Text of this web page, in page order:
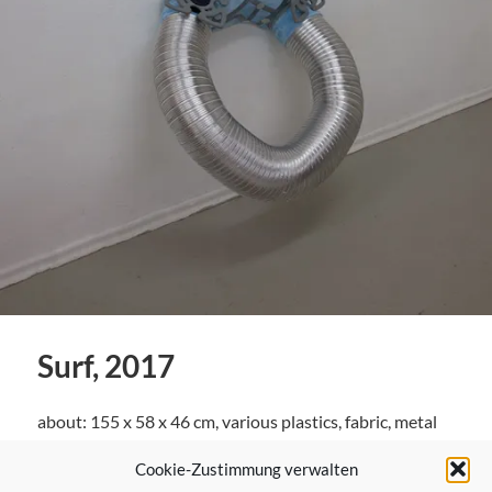
Cookie-Zustimmung verwalten
Surf, 2017
about: 155 x 58 x 46 cm, various plastics, fabric, metal